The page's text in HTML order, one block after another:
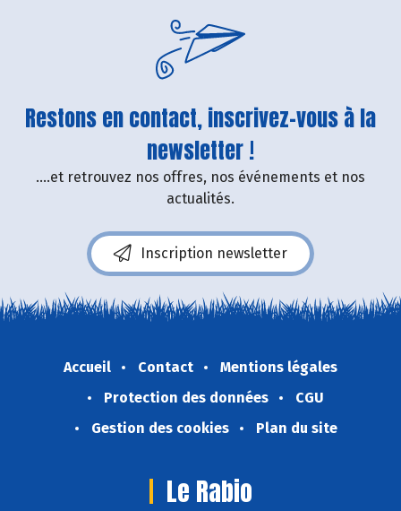
Restons en contact, inscrivez-vous à la
newsletter !
....et retrouvez nos offres, nos événements et nos
actualités.
Inscription newsletter
Accueil Contact
Mentions légales
Protection des données
CGU
Gestion des cookies
Plan du site
Le Rabio